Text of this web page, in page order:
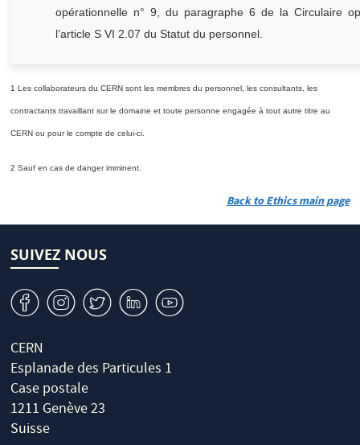
opérationnelle n° 9, du paragraphe 6 de la Circulaire
l’article S VI 2.07 du Statut du personnel.
1 Les collaborateurs du CERN sont les membres du personnel, les consultants, les
contractants travaillant sur le domaine et toute personne engagée à tout autre titre au
CERN ou pour le compte de celui-ci.
2 Sauf en cas de danger imminent.
Back to Ethics main page
SUIVEZ NOUS
v J W M 1
CERN
Esplanade des Particules 1
Case postale
1211 Genève 23
Suisse